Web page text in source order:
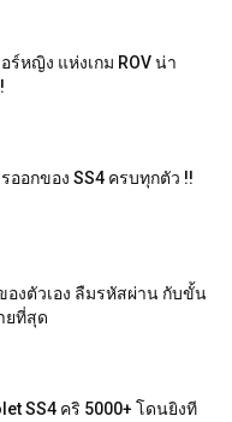
ร์หญิง แห่งเกม ROV น่า
ออกของ SS4 ครบทุกตัว !!
องตัวเอง ลืมรหัสผ่าน กับขั้น
ยที่สุด
SS4 คริ 5000+ โดนยิงที